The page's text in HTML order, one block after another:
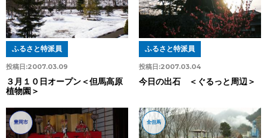
投稿日:2007.03.09
ふるさと特派員
３月１０日オープン＜但馬高原
植物園＞
投稿日:2007.03.04
ふるさと特派員
今日の出石 ＜ぐるっと周辺＞
豊岡市 全但馬